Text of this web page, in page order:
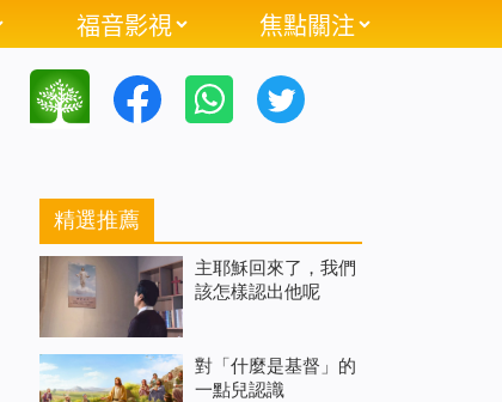
福音影視 焦點關注
精選推薦
主耶穌回來了，我們
該怎樣認出他呢
對「什麼是基督」的
一點兒認識